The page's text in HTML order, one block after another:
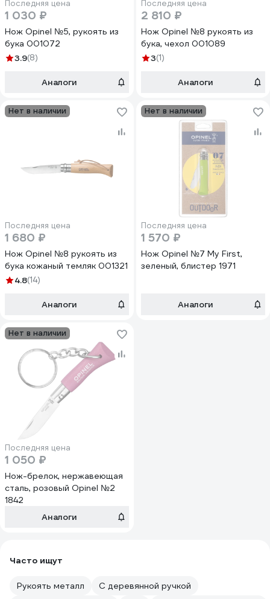
Последняя цена
1 030 ₽
Нож Opinel №5, рукоять из
бука 001072
3.9(8)
Аналоги
Последняя цена
2 810 ₽
Нож Opinel №8 рукоять из
бука, чехол 001089
3(1)
Аналоги
Нет в наличии
Последняя цена
1 680 ₽
Нож Opinel №8 рукоять из
бука кожаный темляк 001321
4.8(14)
Аналоги
Нет в наличии
Последняя цена
1 570 ₽
Нож Opinel №7 My First,
зеленый, блистер 1971
Аналоги
Нет в наличии
Последняя цена
1 050 ₽
Нож-брелок, нержавеющая
сталь, розовый Opinel №2
1842
Аналоги
Часто ищут
Рукоять металл
С деревянной ручкой